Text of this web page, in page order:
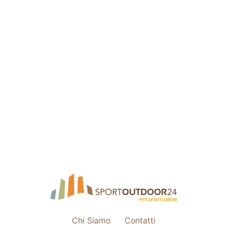
Chi Siamo Contatti